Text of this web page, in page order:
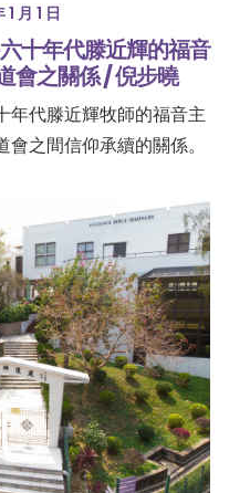
月 1 日
十年代滕近輝的福音
會之關係 / 倪步曉
年代滕近輝牧師的福音主
之間信仰承續的關係。